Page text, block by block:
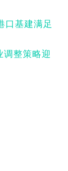
基建满足
整策略迎